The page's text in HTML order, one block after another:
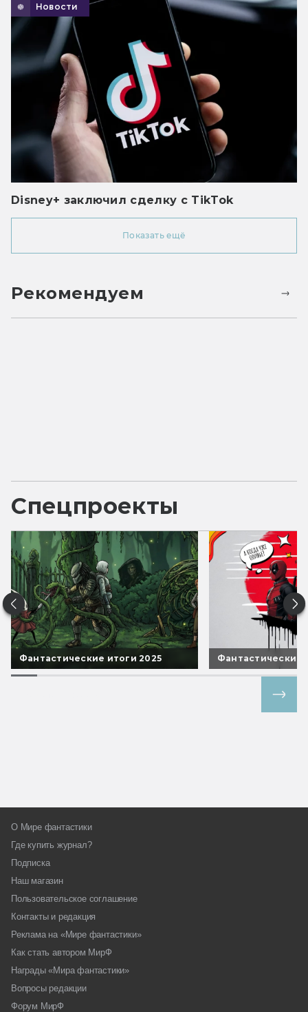
Новости
Disney+ заключил сделку с TikTok
Показать ещё
Рекомендуем
Спецпроекты
Фантастические итоги 2025 Фантастические
О Мире фантастики
Где купить журнал?
Подписка
Наш магазин
Пользовательское соглашение
Контакты и редакция
Реклама на «Мире фантастики»
Как стать автором МирФ
Награды «Мира фантастики»
Вопросы редакции
Форум МирФ